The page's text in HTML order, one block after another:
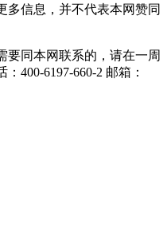
多信息，并不代表本网赞同
要同本网联系的，请在一周
400-6197-660-2 邮箱：